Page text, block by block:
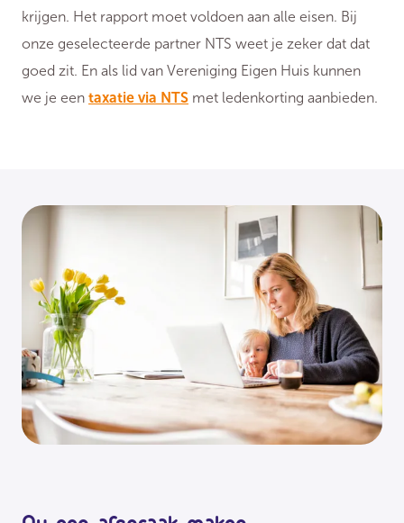
krijgen. Het rapport moet voldoen aan alle eisen. Bij
onze geselecteerde partner NTS weet je zeker dat dat
goed zit. En als lid van Vereniging Eigen Huis kunnen
we je een taxatie via NTS met ledenkorting aanbieden.